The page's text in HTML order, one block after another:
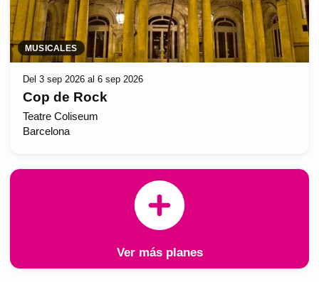
MUSICALES
Del 3 sep 2026 al 6 sep 2026
Cop de Rock
Teatre Coliseum
Barcelona
Ver más planes